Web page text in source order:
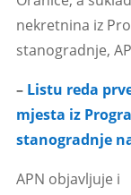
nekretnina iz
stanogradnje,
–Listu reda
mjesta iz
stanogradnje
APN objavljuje i